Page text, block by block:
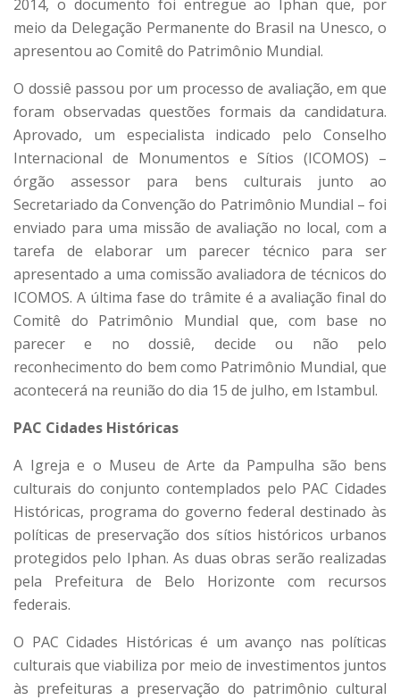
2014, o documento foi entregue ao Iphan que, por
meio da Delegação Permanente do Brasil na Unesco, o
apresentou ao Comitê do Patrimônio Mundial.
O dossiê passou por um processo de avaliação, em que
foram observadas questões formais da candidatura.
Aprovado, um especialista indicado pelo Conselho
Internacional de Monumentos e Sítios (ICOMOS) –
órgão assessor para bens culturais junto ao
Secretariado da Convenção do Patrimônio Mundial – foi
enviado para uma missão de avaliação no local, com a
tarefa de elaborar um parecer técnico para ser
apresentado a uma comissão avaliadora de técnicos do
ICOMOS. A última fase do trâmite é a avaliação final do
Comitê do Patrimônio Mundial que, com base no
parecer e no dossiê, decide ou não pelo
reconhecimento do bem como Patrimônio Mundial, que
acontecerá na reunião do dia 15 de julho, em Istambul.
PAC Cidades Históricas
A Igreja e o Museu de Arte da Pampulha são bens
culturais do conjunto contemplados pelo PAC Cidades
Históricas, programa do governo federal destinado às
políticas de preservação dos sítios históricos urbanos
protegidos pelo Iphan. As duas obras serão realizadas
pela Prefeitura de Belo Horizonte com recursos
federais.
O PAC Cidades Históricas é um avanço nas políticas
culturais que viabiliza por meio de investimentos juntos
às prefeituras a preservação do patrimônio cultural